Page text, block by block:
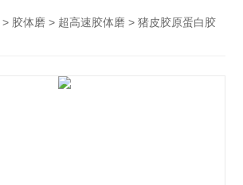
> 胶体磨 > 超高速胶体磨 > 猪皮胶原蛋白胶